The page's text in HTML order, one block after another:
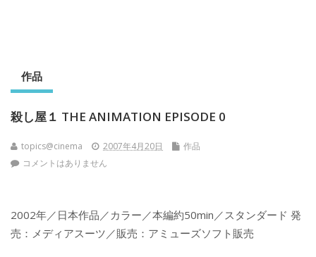
作品
殺し屋１ THE ANIMATION EPISODE 0
topics@cinema 2007年4月20日
作品
コメントはありません
2002年／日本作品／カラー／本編約50min／スタンダード 発
売：メディアスーツ／販売：アミューズソフト販売